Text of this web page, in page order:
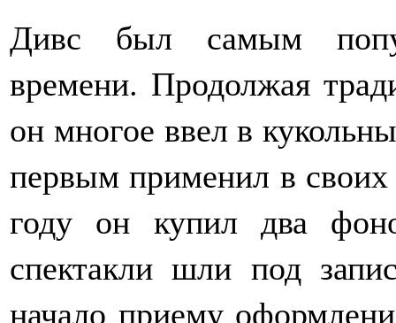
Дивс был самым
времени. Продолжая
он многое ввел в
первым применил в
году он купил два
спектакли шли под
начало приему